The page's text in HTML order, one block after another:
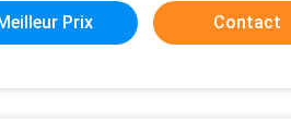
Prix Contact